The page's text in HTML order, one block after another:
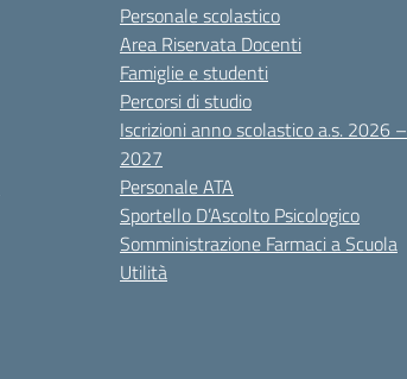
Personale scolastico
Area Riservata Docenti
Famiglie e studenti
Percorsi di studio
Iscrizioni anno scolastico a.s. 2026 –
2027
Personale ATA
Sportello D’Ascolto Psicologico
Somministrazione Farmaci a Scuola
Utilità